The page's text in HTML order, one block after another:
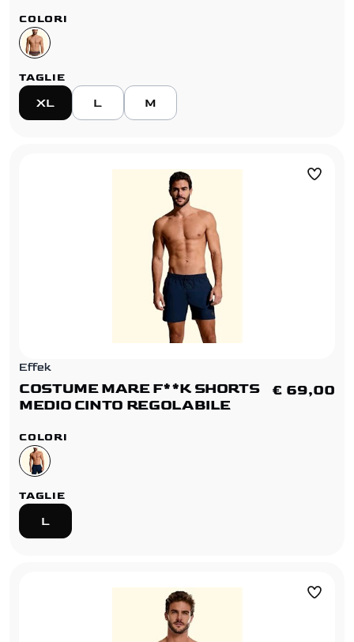
COLORI
TAGLIE
XL L M
Effek
COSTUME MARE F**K SHORTS
MEDIO CINTO REGOLABILE
€ 69,00
COLORI
TAGLIE
L